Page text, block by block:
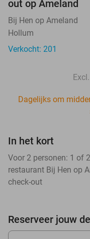
out op Ameland
Bij Hen op Ameland
Hollum
Verkocht: 201
Dagelijks om
In het kort
Voor 2 personen: 1 of
restaurant Bij Hen op
check-out
Reserveer jouw